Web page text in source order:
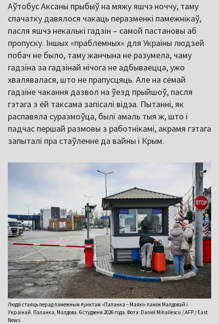
Аўтобус Аксаны прыбыў на мяжу яшчэ ноччу, таму
спачатку давялося чакаць перазменкі памежнікаў,
пасля яшчэ некалькі гадзін – самой пастановы аб
пропуску. Іншых «праблемных» для Украіны людзей
побач не было, таму жанчына не разумела, чаму
гадзіна за гадзінай нічога не адбываецца, ужо
хвалявалася, што не прапусцяць. Але на сёмай
гадзіне чакання дазвол на ўезд прыйшоў, пасля
гэтага з ёй таксама запісалі відэа. Пытанні, як
распавяла суразмоўца, былі амаль тыя ж, што і
падчас першай размовы з работнікамі, акрамя гэтага
запыталі пра стаўленне да вайны і Крым.
Людзі стаяць перад памежным пунктам «Паланка – Маякі» паміж Малдовай і
Украінай. Паланка, Малдова. 6 студзеня 2026 года. Фота: Daniel Mihailescu / AFP / East
News